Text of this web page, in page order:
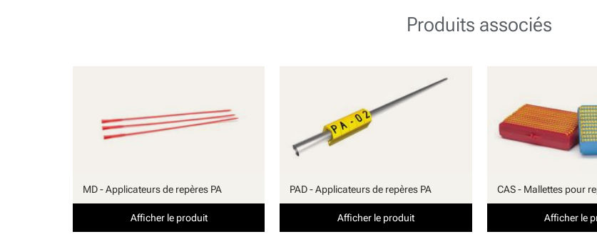
Produits associés
MD - Applicateurs de repères PA
Afficher le produit
PAD - Applicateurs de repères PA
Afficher le produit
CAS - Mallettes pour
Afficher le